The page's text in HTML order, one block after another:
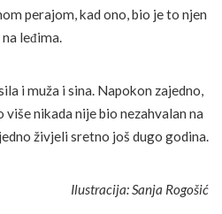
perajom, kad ono, bio je to njen
leđima.
i muža i sina. Napokon zajedno,
nikada nije bio nezahvalan na
živjeli sretno još dugo godina.
Ilustracija: Sanja Rogošić